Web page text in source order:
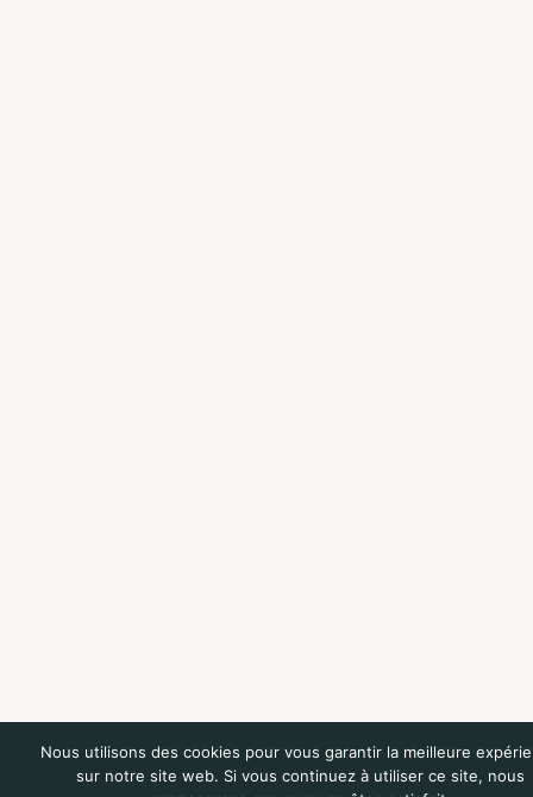
Nous utilisons des cookies pour vous garantir la meilleure
sur notre site web. Si vous continuez à utiliser ce site, nous